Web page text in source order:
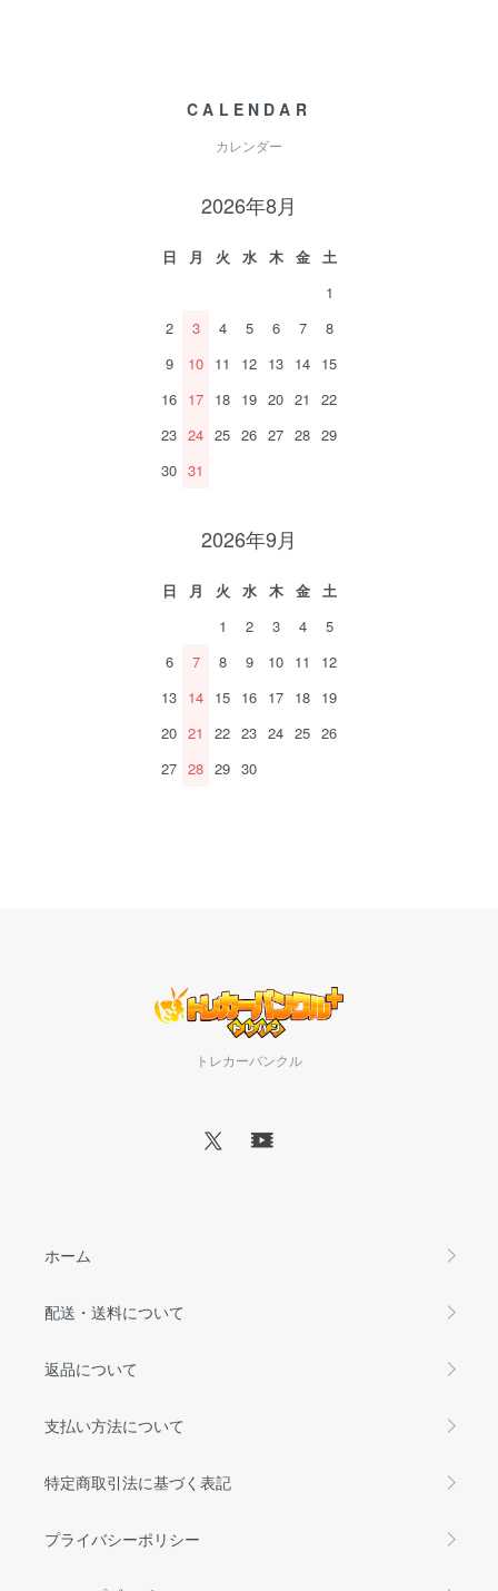
CALENDAR
カレンダー
2026年8月
日 月 火 水 木 金
土
1
2
3 4 5 6 7
8
9
10 11 12 13 14 15
16 17 18 19 20 21
22
23 24 25 26 27 28 29
30 31
2026年9月
日 月 火 水 木 金
土
1
2 3 4
5
6
7 8 9 10 11
12
13 14 15 16 17 18 19
20 21 22 23 24 25 26
27 28 29 30
トレカーバンクル
ホーム
配送・送料について
返品について
支払い方法について
特定商取引法に基づく表記
プライバシーポリシー